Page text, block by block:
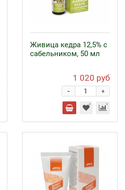
Живица кедра 12,5% с
сабельником, 50 мл
1 020 руб
+
-